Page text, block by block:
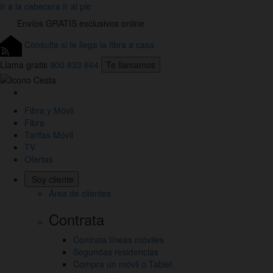
Ir a la cabecera Ir al pie
Envíos GRATIS exclusivos online
Consulta si te llega la fibra a casa
Llama gratis 900 833 664 Te llamamos
Home
de
Jazztel
Fibra y Móvil
Fibra
Tarifas Móvil
TV
Ofertas
Soy cliente
Área de clientes
Contrata
Contrata líneas móviles
Segundas residencias
Compra un móvil o Tablet